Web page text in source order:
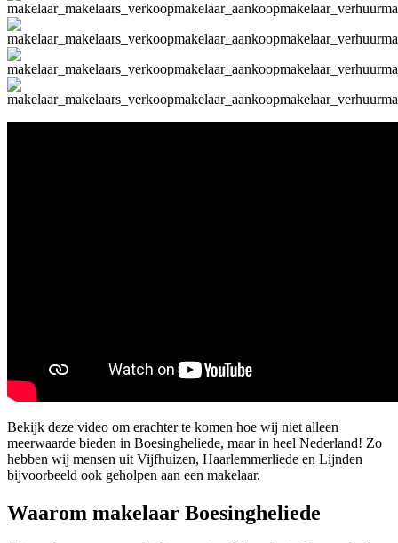
Bekijk deze video om erachter te komen hoe wij niet alleen
meerwaarde bieden in Boesingheliede, maar in heel Nederland! Zo
hebben wij mensen uit Vijfhuizen, Haarlemmerliede en Lijnden
bijvoorbeeld ook geholpen aan een makelaar.
Waarom makelaar Boesingheliede